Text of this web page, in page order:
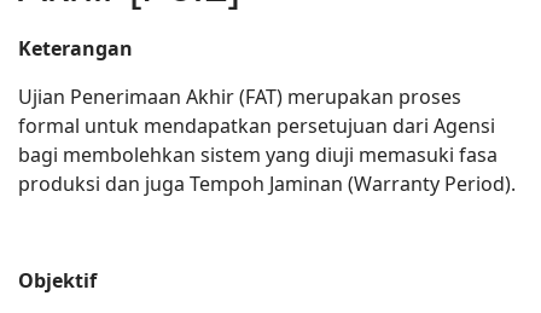
Keterangan
Ujian Penerimaan Akhir (FAT) merupakan proses
formal untuk mendapatkan persetujuan dari Agensi
bagi membolehkan sistem yang diuji memasuki fasa
produksi dan juga Tempoh Jaminan (Warranty Period).
Objektif